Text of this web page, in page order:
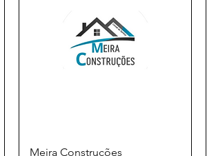
Meira Construções